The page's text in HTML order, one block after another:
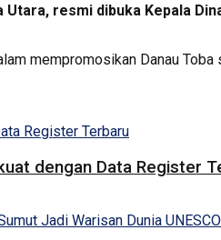
resmi dibuka Kepala
mempromosikan Danau
dengan Data Register